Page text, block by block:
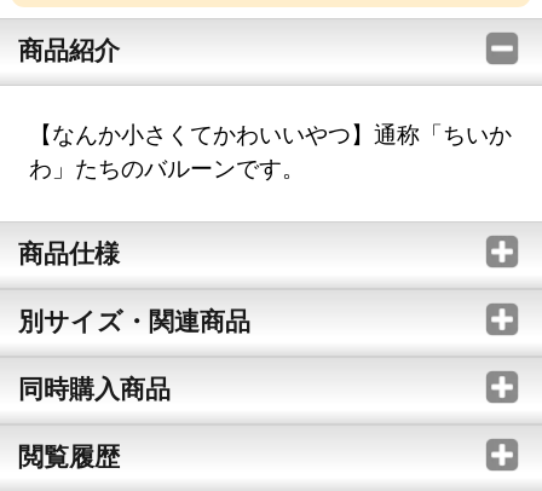
商品紹介
【なんか小さくてかわいいやつ】通称「ちいか
わ」たちのバルーンです。
商品仕様
別サイズ・関連商品
同時購入商品
閲覧履歴